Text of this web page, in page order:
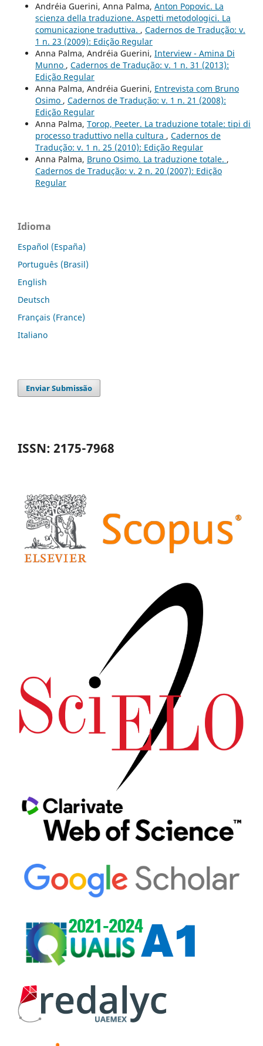
Andréia Guerini, Anna Palma, Anton Popovic. La
scienza della traduzione. Aspetti metodologici. La
comunicazione traduttiva. , Cadernos de Tradução: v.
1 n. 23 (2009): Edição Regular
Anna Palma, Andréia Guerini, Interview - Amina Di
Munno , Cadernos de Tradução: v. 1 n. 31 (2013):
Edição Regular
Anna Palma, Andréia Guerini, Entrevista com Bruno
Osimo , Cadernos de Tradução: v. 1 n. 21 (2008):
Edição Regular
Anna Palma, Torop, Peeter. La traduzione totale: tipi di
processo traduttivo nella cultura , Cadernos de
Tradução: v. 1 n. 25 (2010): Edição Regular
Anna Palma, Bruno Osimo. La traduzione totale. ,
Cadernos de Tradução: v. 2 n. 20 (2007): Edição
Regular
Idioma
Español (España)
Português (Brasil)
English
Deutsch
Français (France)
Italiano
Enviar Submissão
ISSN: 2175-7968